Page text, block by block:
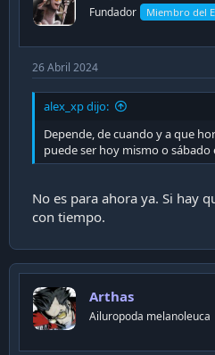
Fundador Miembro del
26 Abril 2024
alex_xp dijo:
Depende, de cuando y a que
puede ser hoy mismo o sábado
No es para ahora ya. Si hay
con tiempo.
Arthas
Ailuropoda melanoleuca